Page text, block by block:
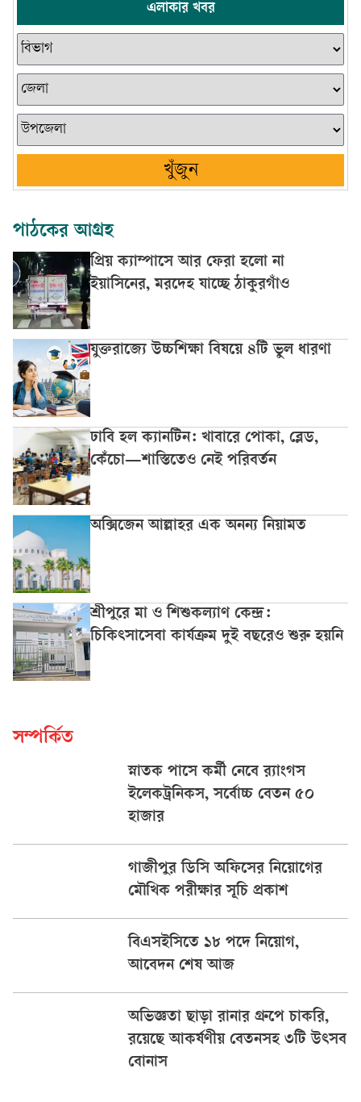
এলাকার খবর
খুঁজুন
পাঠকের আগ্রহ
প্রিয় ক্যাম্পাসে আর ফেরা হলো না
ইয়াসিনের, মরদেহ যাচ্ছে ঠাকুরগাঁও
যুক্তরাজ্যে উচ্চশিক্ষা বিষয়ে ৪টি ভুল ধারণা
ঢাবি হল ক্যানটিন: খাবারে পোকা, ব্লেড,
কেঁচো—শাস্তিতেও নেই পরিবর্তন
অক্সিজেন আল্লাহর এক অনন্য নিয়ামত
শ্রীপুরে মা ও শিশুকল্যাণ কেন্দ্র:
চিকিৎসাসেবা কার্যক্রম দুই বছরেও শুরু হয়নি
সম্পর্কিত
স্নাতক পাসে কর্মী নেবে র‍্যাংগস
ইলেকট্রনিকস, সর্বোচ্চ বেতন ৫০
হাজার
গাজীপুর ডিসি অফিসের নিয়োগের
মৌখিক পরীক্ষার সূচি প্রকাশ
বিএসইসিতে ১৮ পদে নিয়োগ,
আবেদন শেষ আজ
অভিজ্ঞতা ছাড়া রানার গ্রুপে চাকরি,
রয়েছে আকর্ষণীয় বেতনসহ ৩টি উৎসব
বোনাস